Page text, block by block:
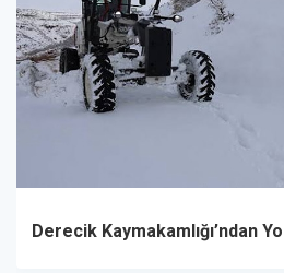
Derecik Kaymakamlığı’ndan